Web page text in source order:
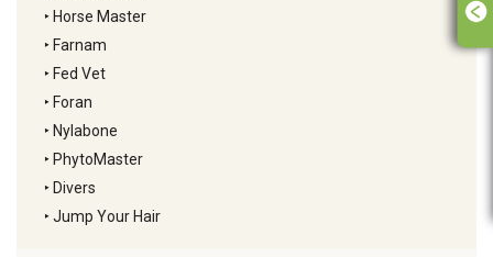
‣ Horse Master
‣ Farnam
‣ Fed Vet
‣ Foran
‣ Nylabone
‣ PhytoMaster
‣ Divers
‣Jump Your Hair